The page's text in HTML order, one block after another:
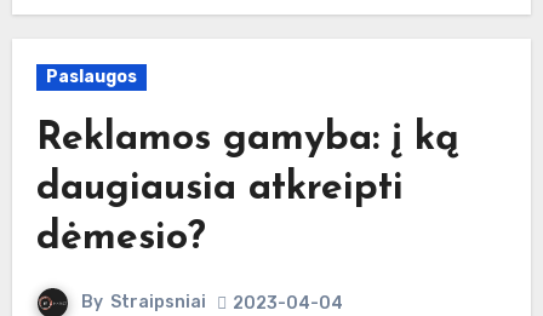
Paslaugos
Reklamos gamyba: į ką
daugiausia atkreipti
dėmesio?
By Straipsniai 2023-04-04